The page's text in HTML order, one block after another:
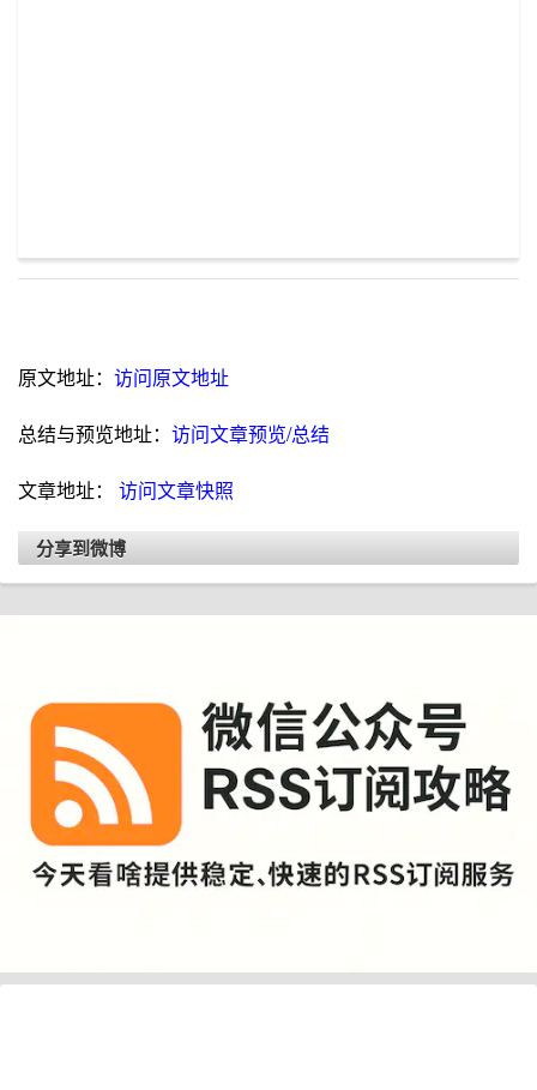
原文地址： 访问原文地址
总结与预览地址： 访问文章预览/总结
文章地址： 访问文章快照
分享到微博